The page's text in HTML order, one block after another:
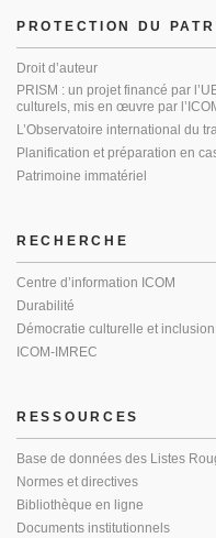
PROTECTION DU
Droit d’auteur
PRISM : un projet financé par
culturels, mis en œuvre par
L’Observatoire international du
Planification et préparation en
Patrimoine immatériel
RECHERCHE
Centre d’information ICOM
Durabilité
Démocratie culturelle et inclusion
ICOM-IMREC
RESSOURCES
Base de données des Listes
Normes et directives
Bibliothèque en ligne
Documents institutionnels